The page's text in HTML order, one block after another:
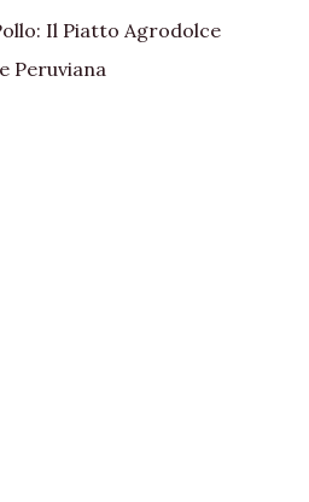
Il Piatto Agrodolce
Peruviana